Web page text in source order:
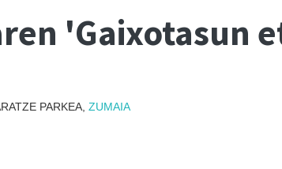
'Gaixotasun
PARKEA, ZUMAIA